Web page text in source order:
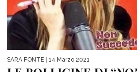
SARA FONTE | 14 Marzo 2021